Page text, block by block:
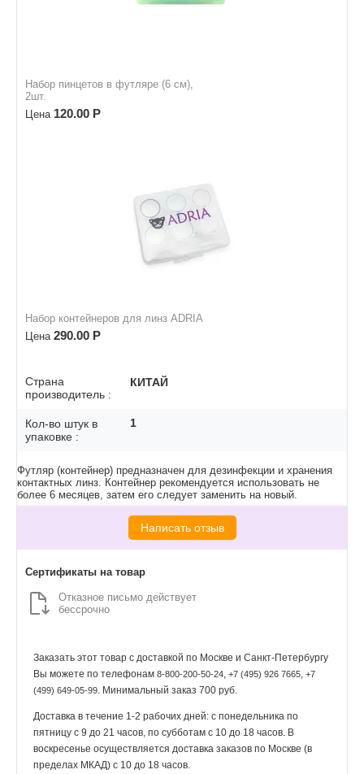
Набор пинцетов в футляре (6 см),
2шт.
Цена 120.00 Р
Набор контейнеров для линз ADRIA
Цена 290.00 Р
Страна
производитель :
КИТАЙ
Кол-во штук в
упаковке :
1
Футляр (контейнер) предназначен для дезинфекции и хранения
контактных линз. Контейнер рекомендуется использовать не
более 6 месяцев, затем его следует заменить на новый.
Написать отзыв
Сертификаты на товар
Отказное письмо действует
бессрочно
Заказать этот товар с доставкой по Москве и Санкт-Петербургу
Вы можете по телефонам 8-800-200-50-24, +7 (495) 926 7665, +7
(499) 649-05-99. Минимальный заказ 700 руб.
Доставка в течение 1-2 рабочих дней: с понедельника по
пятницу с 9 до 21 часов, по субботам с 10 до 18 часов. В
воскресенье осуществляется доставка заказов по Москве (в
пределах МКАД) с 10 до 18 часов.